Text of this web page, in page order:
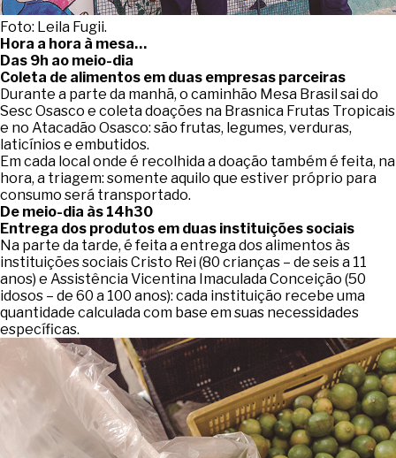
Foto: Leila Fugii.
Hora a hora à mesa…
Das 9h ao meio-dia
Coleta de alimentos em duas empresas parceiras
Durante a parte da manhã, o caminhão Mesa Brasil sai do
Sesc Osasco e coleta doações na Brasnica Frutas Tropicais
e no Atacadão Osasco: são frutas, legumes, verduras,
laticínios e embutidos.
Em cada local onde é recolhida a doação também é feita, na
hora, a triagem: somente aquilo que estiver próprio para
consumo será transportado.
De meio-dia às 14h30
Entrega dos produtos em duas instituições sociais
Na parte da tarde, é feita a entrega dos alimentos às
instituições sociais Cristo Rei (80 crianças – de seis a 11
anos) e Assistência Vicentina Imaculada Conceição (50
idosos – de 60 a 100 anos): cada instituição recebe uma
quantidade calculada com base em suas necessidades
específicas.